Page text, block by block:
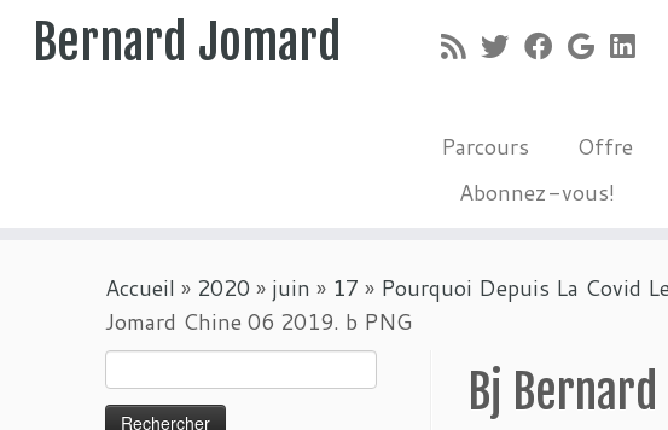
Bernard Jomard
Parcours Offre
Abonnez-vous!
Accueil » 2020 » juin » 17 » Pourquoi Depuis La Covid
Jomard Chine 06 2019. b PNG
Bj